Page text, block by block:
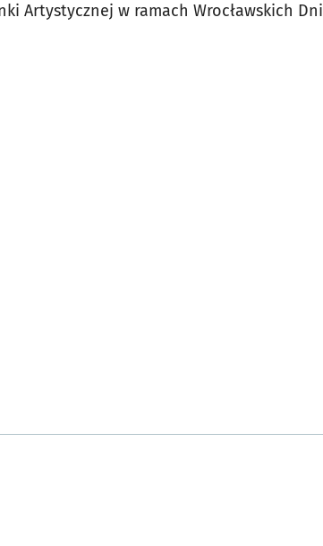
Artystycznej w ramach Wrocławskich Dni